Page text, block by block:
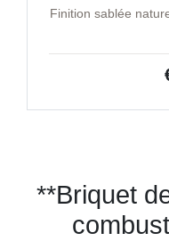
Finition sablée
**Briquet